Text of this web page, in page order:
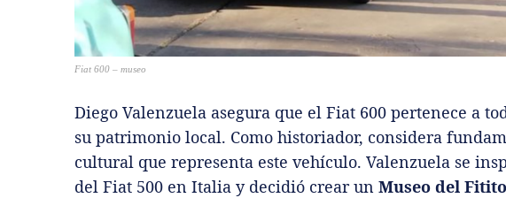
Fiat 600 – museo
Diego Valenzuela asegura que el Fiat 600 pertenece a
su patrimonio local. Como historiador, considera
cultural que representa este vehículo. Valenzuela se
del Fiat 500 en Italia y decidió crear un Museo del Fitito